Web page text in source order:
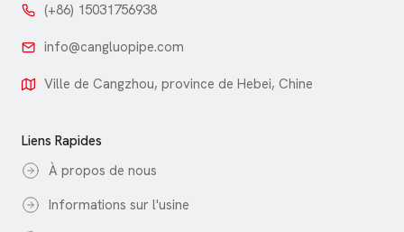
(+86) 15031756938
info@cangluopipe.com
Ville de Cangzhou, province de Hebei, Chine
Liens Rapides
À propos de nous
Informations sur l'usine